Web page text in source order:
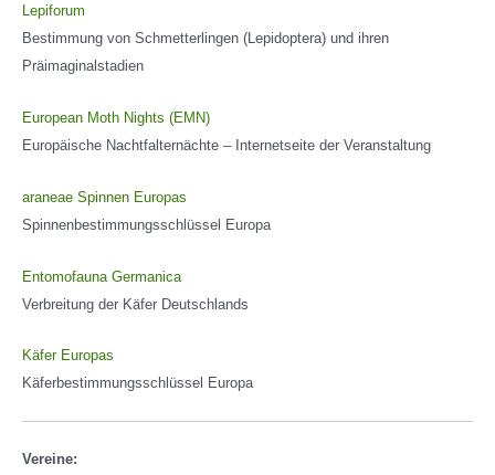
Lepiforum
Bestimmung von Schmetterlingen (Lepidoptera) und ihren
Präimaginalstadien
European Moth Nights (EMN)
Europäische Nachtfalternächte – Internetseite der Veranstaltung
araneae Spinnen Europas
Spinnenbestimmungsschlüssel Europa
Entomofauna Germanica
Verbreitung der Käfer Deutschlands
Käfer Europas
Käferbestimmungsschlüssel Europa
Vereine: